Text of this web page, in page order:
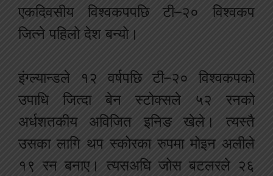
एकदिवसीय विश्वकपपछि टी–२० विश्वकप
जित्ने पहिलो देश बन्यो।
इंग्ल्यान्डले १२ वर्षपछि टी–२० विश्वकपको
उपाधि जित्दा बेन स्टोक्सले ५२ रनको
अर्धशतकीय अविजित इनिङ खेले। त्यस्तै
उसका लागि थप स्कोरका रुपमा मोइन अलीले
१९ रन बनाए। त्यसअघि जोस बटलरले २६